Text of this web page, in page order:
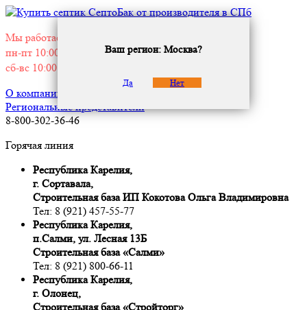
Ваш регион: Москва?
Да Нет
Мы работаем без выходных:
пн-пт 10:00 — 19:00
сб-вс 10:00 — 18:00
О компании
Региональные представители
8-800-302-36-46
Горячая линия
Республика Карелия,
г. Сортавала,
Строительная база ИП Кокотова Ольга Владимировна
Тел: 8 (921) 457-55-77
Республика Карелия,
п.Салми, ул. Лесная 13Б
Строительная база «Салми»
Тел: 8 (921) 800-66-11
Республика Карелия,
г. Олонец,
Строительная база «Стройторг»